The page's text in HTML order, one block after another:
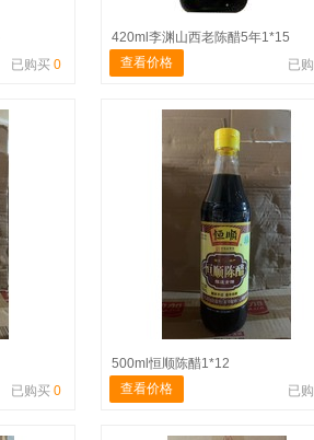
已购买 0
420ml李渊山西老陈醋5年1*15
查看价格
已
已购买 0
500ml恒顺陈醋1*12
查看价格
已